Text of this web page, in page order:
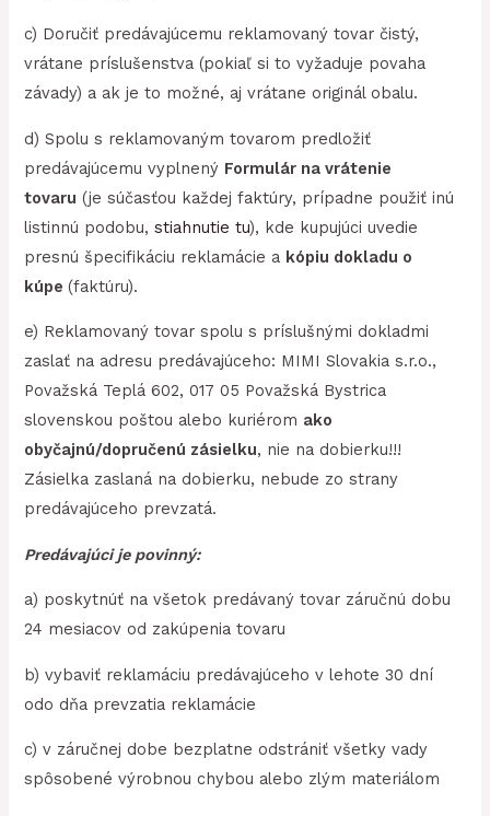
c) Doručiť predávajúcemu reklamovaný tovar čistý,
vrátane príslušenstva (pokiaľ si to vyžaduje povaha
závady) a ak je to možné, aj vrátane originál obalu.
d) Spolu s reklamovaným tovarom predložiť
predávajúcemu vyplnený Formulár na vrátenie
tovaru (je súčasťou každej faktúry, prípadne použiť inú
listinnú podobu,stiahnutie tu), kde kupujúci uvedie
presnú špecifikáciu reklamácie a kópiu dokladu o
kúpe(faktúru).
e) Reklamovaný tovar spolu s príslušnými dokladmi
zaslať na adresu predávajúceho: MIMI Slovakia s.r.o.,
Považská Teplá 602, 017 05 Považská Bystrica
slovenskou poštou alebo kuriérom ako
obyčajnú/dopručenú zásielku, nie na dobierku!!!
Zásielka zaslaná na dobierku, nebude zo strany
predávajúceho prevzatá.
Predávajúci je povinný:
a) poskytnúť na všetok predávaný tovar záručnú dobu
24 mesiacov od zakúpenia tovaru
b) vybaviť reklamáciu predávajúceho v lehote 30 dní
odo dňa prevzatia reklamácie
c) v záručnej dobe bezplatne odstrániť všetky vady
spôsobené výrobnou chybou alebo zlým materiálom